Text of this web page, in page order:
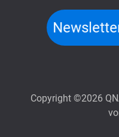
Copyright ©2026